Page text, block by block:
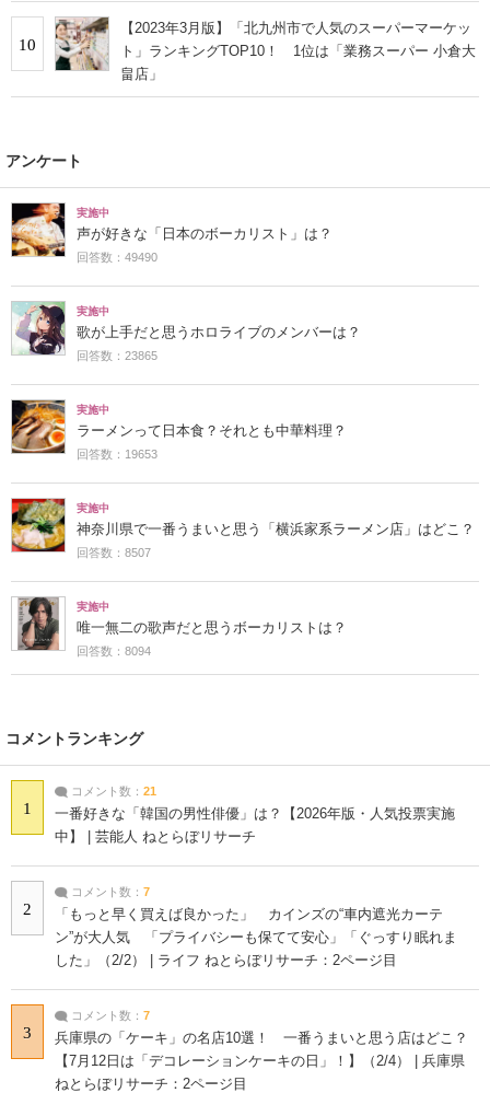
10
【2023年3月版】「北九州市で人気のスーパーマーケッ
ト」ランキングTOP10！ 1位は「業務スーパー 小倉大
畠店」
アンケート
実施中
声が好きな「日本のボーカリスト」は？
回答数：49490
実施中
歌が上手だと思うホロライブのメンバーは？
回答数：23865
実施中
ラーメンって日本食？それとも中華料理？
回答数：19653
実施中
神奈川県で一番うまいと思う「横浜家系ラーメン店」はどこ？
回答数：8507
実施中
唯一無二の歌声だと思うボーカリストは？
回答数：8094
コメントランキング
1
コメント数： 21
一番好きな「韓国の男性俳優」は？【2026年版・人気投票実施
中】 | 芸能人 ねとらぼリサーチ
2
コメント数： 7
「もっと早く買えば良かった」 カインズの“車内遮光カーテ
ン”が大人気 「プライバシーも保てて安心」「ぐっすり眠れま
した」（2/2） | ライフ ねとらぼリサーチ：2ページ目
3
コメント数： 7
兵庫県の「ケーキ」の名店10選！ 一番うまいと思う店はどこ？
【7月12日は「デコレーションケーキの日」！】（2/4） | 兵庫県
ねとらぼリサーチ：2ページ目